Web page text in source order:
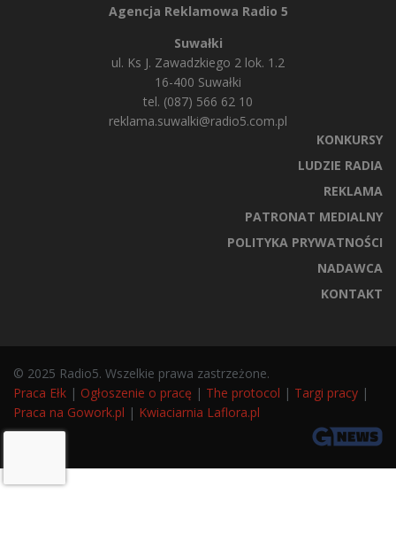
Agencja Reklamowa Radio 5
Suwałki
ul. Ks J. Zawadzkiego 2 lok. 1.2
16-400 Suwałki
tel. (087) 566 62 10
reklama.suwalki@radio5.com.pl
KONKURSY
LUDZIE RADIA
REKLAMA
PATRONAT MEDIALNY
POLITYKA PRYWATNOŚCI
NADAWCA
KONTAKT
© 2025 Radio5. Wszelkie prawa zastrzeżone.
Praca Ełk | Ogłoszenie o pracę | The protocol | Targi pracy |
Praca na Gowork.pl | Kwiaciarnia Laflora.pl